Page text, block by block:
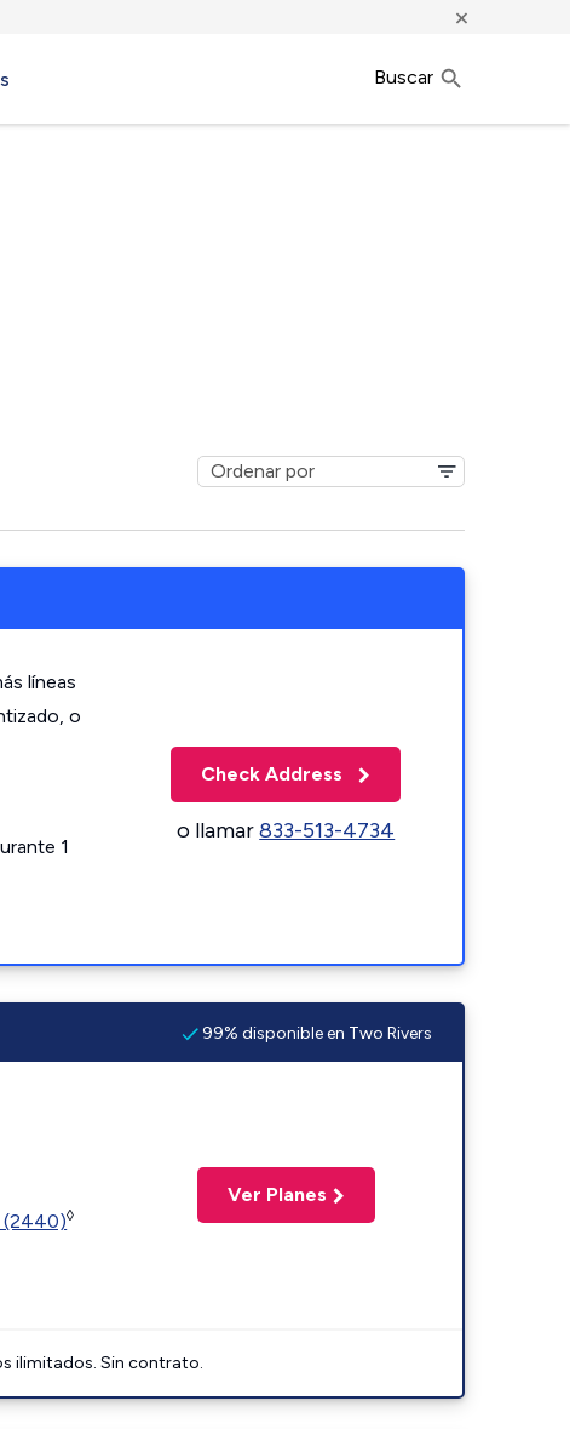
×
Buscar
líneas
o
1
Check Address
o llamar833-513-4734
99% disponible en Two Rivers
(2440)◊
Ver Planes
ilimitados. Sin contrato.